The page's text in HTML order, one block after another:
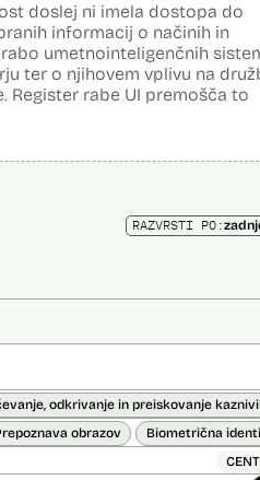
doslej ni imela dostopa do
informacij o načinih in
umetnointeligenčnih
ter o njihovem vplivu na
Register rabe UI premošča to
RAZVRSTI PO:
odkrivanje in preiskovanje
obrazov Biometrična